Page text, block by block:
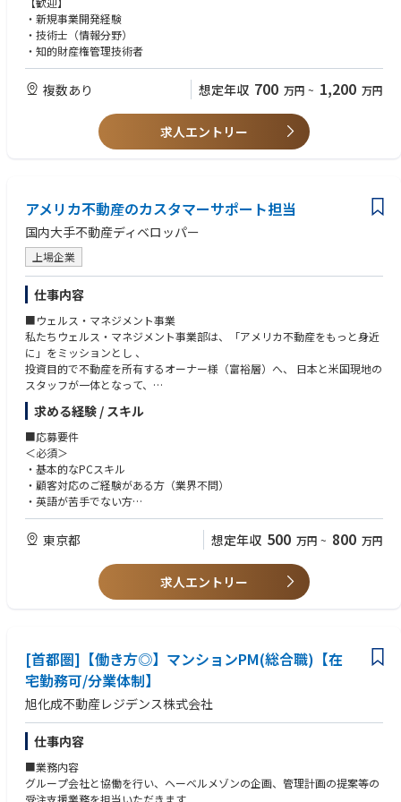
管理の効率化
・車載カメラや高密度レーザで取得した点群データから、トンネルの変状
を客観的に判定する技術開発
・知的財産の戦略立案
・新規事業開発経験
・技術士（情報分野）
・知的財産権管理技術者
複数あり 想定年収 700 万円 ~ 1,200 万円
求人エントリー
アメリカ不動産のカスタマーサポート担当
国内大手不動産ディベロッパー
上場企業
仕事内容
■ウェルス・マネジメント事業
私たちウェルス・マネジメント事業部は、「アメリカ不動産をもっと身近
に」をミッションとし 、
投資目的で不動産を所有するオーナー様（富裕層）へ、 ⽇本と米国現地の
スタッフが⼀体となって、
物件の仕⼊れから修繕、借り⼿探し、購⼊後の管理、売却までをワンスト
ップで対応しています。
米国では人口増加と経済成長に伴い、富裕層向け不動産投資市場が拡大し
ています。
グローバルな不動産投資市場において、お客様へより高品質なサービスを
提供していくため、 組織体制の強化が急務となっています。
バーを募集いたします。
顧客との信頼関係を築きながら、オーナー様のニーズに寄り添ったサービ
スを提供することで、 顧客満足度向上に貢献します。
なり、顧客満足度を最大化するプロフェッショナルとしての役割を担って
いただきます。
また日々の顧客対応に留まらず、より顧客満足度を高めるためのオペレー
ション改善など、事業をよりよくするための企画・立案にも積極的に携わ
っていただきます。
【業務内容例】
・オーナー様ご所有物件の収支状況について毎月定例でご報告
・テナント（賃借人）退去時の原状回復工事や募集状況のご説明
求める経験 / スキル
■応募要件
＜必須＞
・基本的なPCスキル
・顧客対応のご経験がある方（業界不問）
・英語が苦手でない方
※海外現地法人と連携しての業務です。英文書類は確認いただきますが、
電話でのやりとりはネイティブが担当しますので英語に苦手意識がなけれ
ばOKです。
国内のお客様とのやりとりがメインのため、コミュニケーションスキルを
■求める人物像
・お客様とのコミュニケーションを大切にし、信頼関係を築きながら業務
に取り組める方
・新しい知識やスキルを積極的に吸収し、成長意欲の高い方
・チームワークを重視し、周りのメンバーと協力しながら業務を進められ
る方
・変化の大きい不動産業界において、柔軟に対応できる力
東京都 想定年収 500 万円 ~ 800 万円
求人エントリー
[首都圏]【働き方◎】マンションPM(総合職)【在
宅勤務可/分業体制】
旭化成不動産レジデンス株式会社
仕事内容
■業務内容
グループ会社と協働を行い、ヘーベルメゾンの企画、管理計画の提案等の